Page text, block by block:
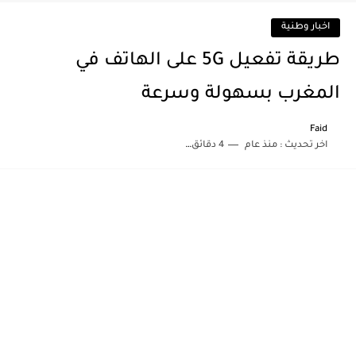
اخبار وطنية
طريقة تفعيل 5G على الهاتف في
المغرب بسهولة وسرعة
Faid
اخر تحديث :منذ عام 4 دقائق للقراءة